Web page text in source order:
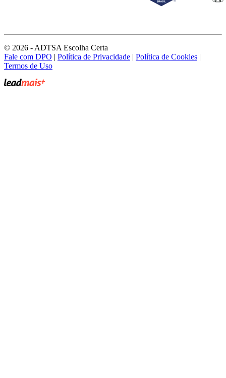
© 2026 - ADTSA Escolha Certa
Fale com DPO | Política de Privacidade | Política de Cookies |
Termos de Uso